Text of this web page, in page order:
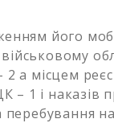
його
а місцем
1 і наказів
перебування